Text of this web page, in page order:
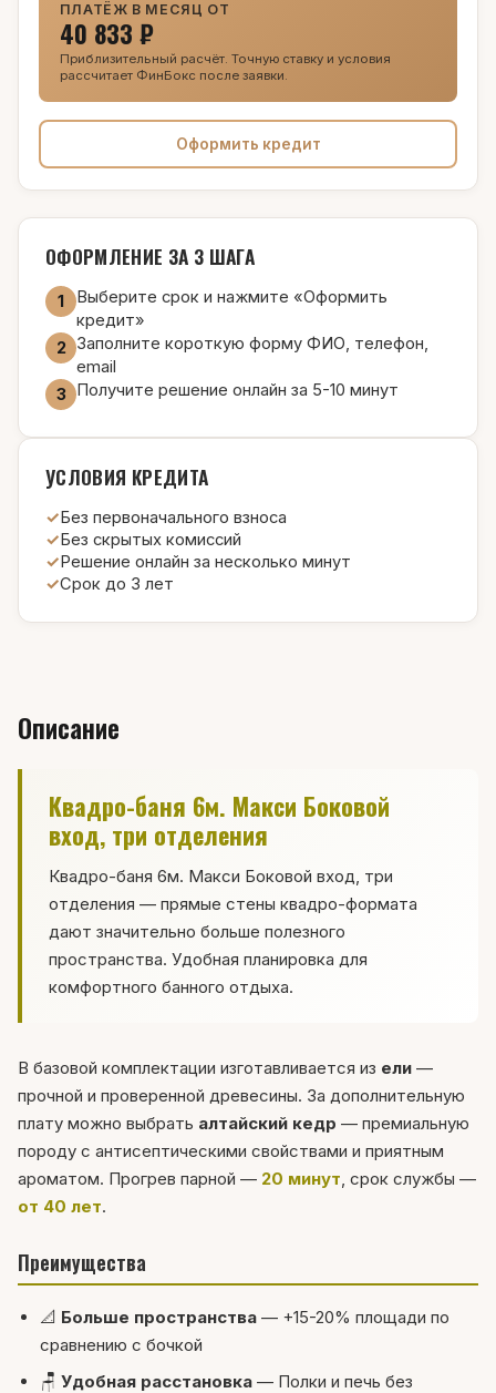
ПЛАТЁЖ В МЕСЯЦ ОТ
40 833 ₽
Приблизительный расчёт. Точную ставку и условия
рассчитает ФинБокс после заявки.
Оформить кредит
ОФОРМЛЕНИЕ ЗА 3 ШАГА
1
Выберите срок и нажмите «Оформить
кредит»
2
Заполните короткую форму ФИО, телефон,
email
3 Получите решение онлайн за 5-10 минут
УСЛОВИЯ КРЕДИТА
Без первоначального взноса
Без скрытых комиссий
Решение онлайн за несколько минут
Срок до 3 лет
Описание
Квадро-баня 6м. Макси Боковой
вход, три отделения
Квадро-баня 6м. Макси Боковой вход, три
отделения — прямые стены квадро-формата
дают значительно больше полезного
пространства. Удобная планировка для
комфортного банного отдыха.
В базовой комплектации изготавливается из ели —
прочной и проверенной древесины. За дополнительную
плату можно выбрать алтайский кедр — премиальную
породу с антисептическими свойствами и приятным
ароматом. Прогрев парной — 20 минут , срок службы —
от 40 лет.
Преимущества
📐 Больше пространства — +15-20% площади по
сравнению с бочкой
🪑 Удобная расстановка — Полки и печь без